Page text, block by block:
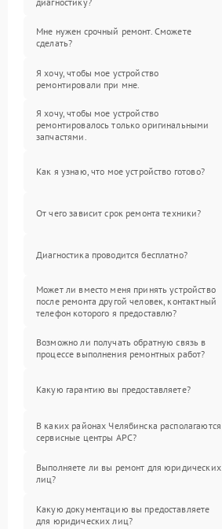
Мне нужен срочный ремонт. Сможете
сделать?
Я хочу, чтобы мое устройство
ремонтировали при мне.
Я хочу, чтобы мое устройство
ремонтировалось только оригинальными
запчастями.
Как я узнаю, что мое устройство готово?
От чего зависит срок ремонта техники?
Диагностика проводится бесплатно?
Может ли вместо меня принять устройство
после ремонта другой человек, контактный
телефон которого я предоставлю?
Возможно ли получать обратную связь в
процессе выполнения ремонтных работ?
Какую гарантию вы предоставляете?
В каких районах Челябинска располагаются
сервисные центры APC?
Выполняете ли вы ремонт для юридических
лиц?
Какую документацию вы предоставляете
для юридических лиц?